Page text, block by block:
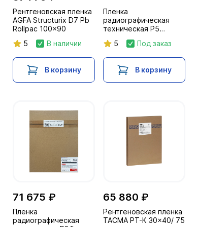
Рентгеновская пленка
AGFA Structurix D7 Pb
Rollpac 100x90
5
В наличии
В корзину
Пленка
радиографическая
техническая Р5
пролож.бумагой
5 Под заказ
В корзину
71 675 ₽
Пленка
радиографическая
65 880 ₽
Рентгеновская пленка
ТАСМА РТ-К 30x40/ 75